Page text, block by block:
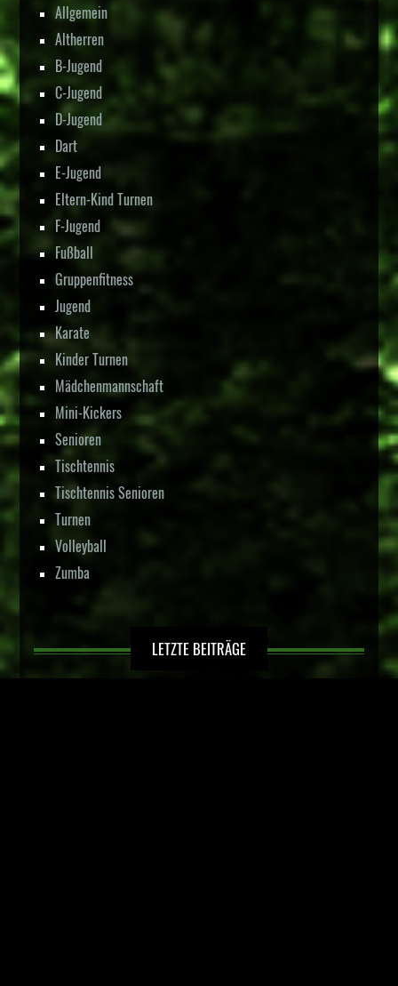
Allgemein
Altherren
B-Jugend
C-Jugend
D-Jugend
Dart
E-Jugend
Eltern-Kind Turnen
F-Jugend
Fußball
Gruppenfitness
Jugend
Karate
Kinder Turnen
Mädchenmannschaft
Mini-Kickers
Senioren
Tischtennis
Tischtennis Senioren
Turnen
Volleyball
Zumba
LETZTE BEITRÄGE